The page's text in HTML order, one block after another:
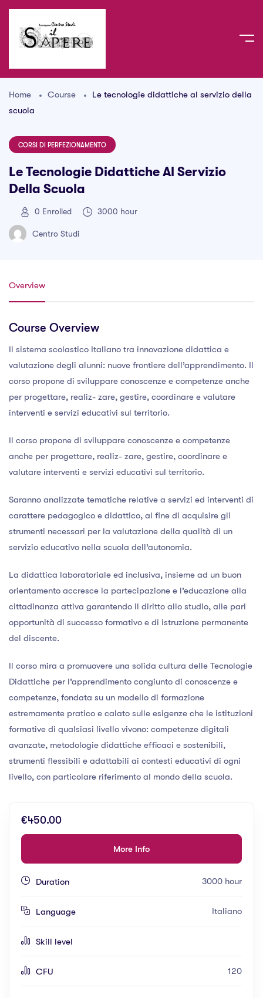
Home Course
Le tecnologie didattiche al servizio della
scuola
CORSI DI PERFEZIONAMENTO
Le Tecnologie Didattiche Al Servizio
Della Scuola
0 Enrolled 3000 hour
Centro Studi
Overview
Course Overview
Il sistema scolastico Italiano tra innovazione didattica e
valutazione degli alunni: nuove frontiere dell’apprendimento. Il
corso propone di sviluppare conoscenze e competenze anche
per progettare, realiz- zare, gestire, coordinare e valutare
interventi e servizi educativi sul territorio.
Il corso propone di sviluppare conoscenze e competenze
anche per progettare, realiz- zare, gestire, coordinare e
valutare interventi e servizi educativi sul territorio.
Saranno analizzate tematiche relative a servizi ed interventi di
carattere pedagogico e didattico, al fine di acquisire gli
strumenti necessari per la valutazione della qualità di un
servizio educativo nella scuola dell’autonomia.
La didattica laboratoriale ed inclusiva, insieme ad un buon
orientamento accresce la partecipazione e l’educazione alla
cittadinanza attiva garantendo il diritto allo studio, alle pari
opportunità di successo formativo e di istruzione permanente
del discente.
Il corso mira a promuovere una solida cultura delle Tecnologie
Didattiche per l’apprendimento congiunto di conoscenze e
competenze, fondata su un modello di formazione
estremamente pratico e calato sulle esigenze che le istituzioni
formative di qualsiasi livello vivono: competenze digitali
avanzate, metodologie didattiche efficaci e sostenibili,
strumenti flessibili e adattabili ai contesti educativi di ogni
livello, con particolare riferimento al mondo della scuola.
€450.00
More Info
Duration 3000 hour
Language Italiano
Skill level
CFU 120